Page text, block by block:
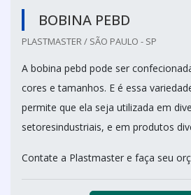
BOBINA PEBD
PLASTMASTER / SÃO PAULO - SP
A bobina pebd pode ser
cores e tamanhos. E é essa
permite que ela seja utilizada em
setoresindustriais, e em produtos
Contate a Plastmaster e faça seu